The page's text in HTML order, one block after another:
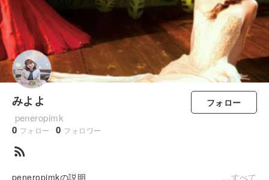
みよよ
peneropimk
0 フォロー 0 フォロワー
フォロー
rss_feed
peneropimkの説明 すべて